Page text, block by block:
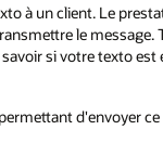
à un client. Le
le
si votre texto est
d'envoyer